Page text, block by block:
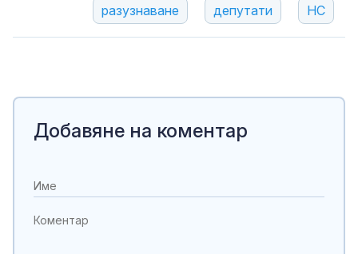
разузнаване депутати НС
Добавяне на коментар